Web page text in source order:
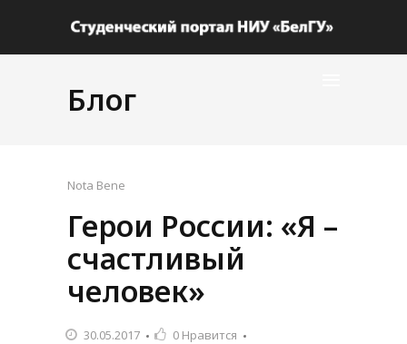
Блог
Nota Bene
Герои России: «Я –
счастливый
человек»
30.05.2017 0 Нравится